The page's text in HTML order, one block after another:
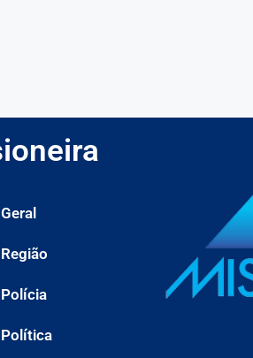
Geral
Região
Polícia
Política